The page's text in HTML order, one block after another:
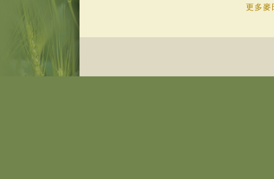
更多麥